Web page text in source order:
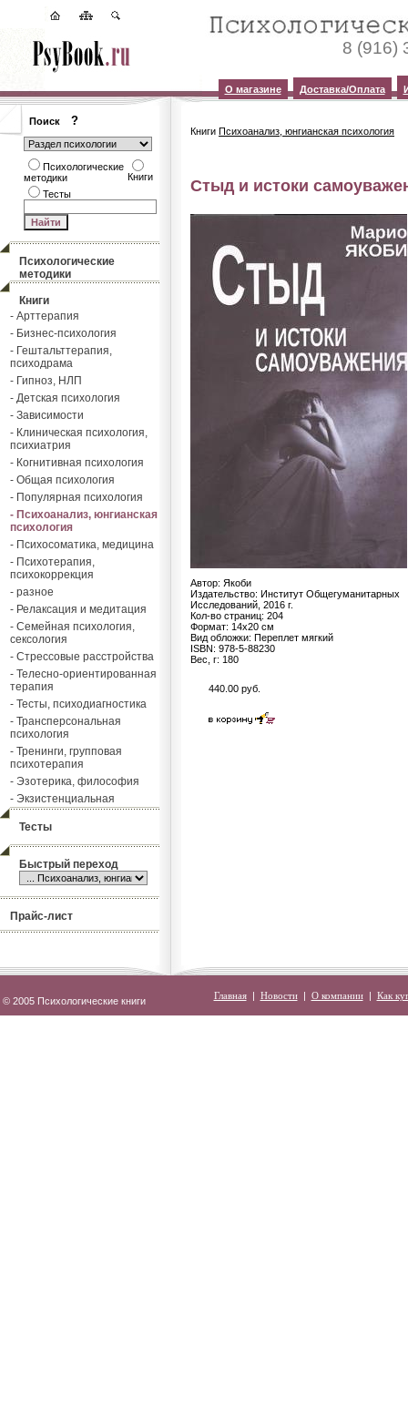
8 (916)
О магазине Доставка/Оплата
Поиск ?
Психологические
методики
Книги
Тесты
Психологические
методики
Книги
- Арттерапия
- Бизнес-психология
- Гештальттерапия,
психодрама
- Гипноз, НЛП
- Детская психология
- Зависимости
- Клиническая психология,
психиатрия
- Когнитивная психология
- Общая психология
- Популярная психология
- Психоанализ, юнгианская
психология
- Психосоматика, медицина
- Психотерапия,
психокоррекция
- разное
- Релаксация и медитация
- Семейная психология,
сексология
- Стрессовые расстройства
- Телесно-ориентированная
терапия
- Тесты, психодиагностика
- Трансперсональная
психология
- Тренинги, групповая
психотерапия
- Эзотерика, философия
- Экзистенциальная
Тесты
Быстрый переход
Прайс-лист
Книги Психоанализ, юнгианская психология
Стыд и истоки
Автор: Якоби
Издательство: Институт Общегуманитарных
Исследований, 2016 г.
Кол-во страниц: 204
Формат: 14х20 см
Вид обложки: Переплет мягкий
ISBN: 978-5-88230
Вес, г: 180
440.00 руб.
© 2005 Психологические книги Главная| Новости| О компании| Как